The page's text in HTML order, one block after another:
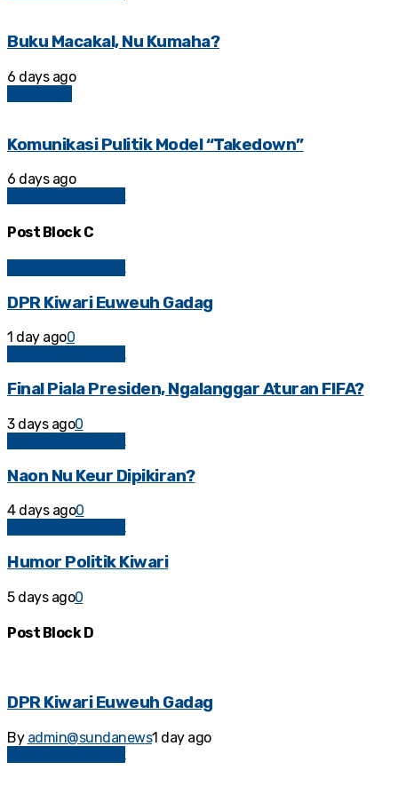
Buku Macakal, Nu Kumaha?
6 days ago
Komunikasi Pulitik Model “Takedown”
6 days ago
Post Block C
DPR Kiwari Euweuh Gadag
1 day ago0
Final Piala Presiden, Ngalanggar Aturan FIFA?
3 days ago0
Naon Nu Keur Dipikiran?
4 days ago0
Humor Politik Kiwari
5 days ago0
Post Block D
DPR Kiwari Euweuh Gadag
By admin@sundanews1 day ago